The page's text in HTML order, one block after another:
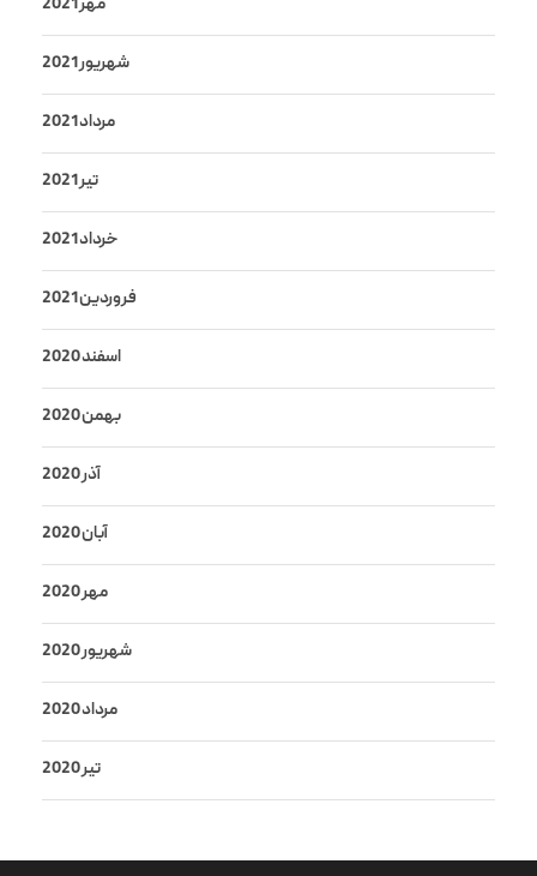
مهر 2021
شهریور 2021
مرداد 2021
تیر 2021
خرداد 2021
فروردین 2021
اسفند 2020
بهمن 2020
آذر 2020
آبان 2020
مهر 2020
شهریور 2020
مرداد 2020
تیر 2020